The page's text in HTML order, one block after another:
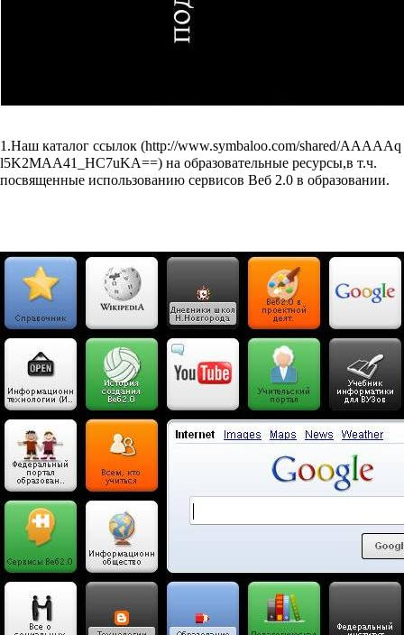
1.Наш каталог ссылок
на образовательные ресурсы,в т.ч.
посвященные использованию сервисов Веб 2.0 в образовании.